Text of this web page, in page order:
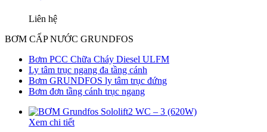
Liên hệ
BƠM CẤP NƯỚC GRUNDFOS
Bơm PCC Chữa Cháy Diesel ULFM
Ly tâm trục ngang đa tầng cánh
Bơm GRUNDFOS ly tâm trục đứng
Bơm đơn tầng cánh trục ngang
Xem chi tiết